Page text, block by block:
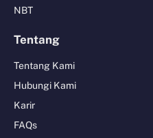
NBT
Tentang
Tentang Kami
Hubungi Kami
Karir
FAQs